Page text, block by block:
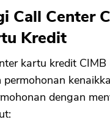
Call Center
Kredit
kartu kredit
permohonan
dengan